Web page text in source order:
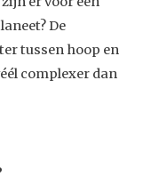
De
tussen hoop en
complexer dan